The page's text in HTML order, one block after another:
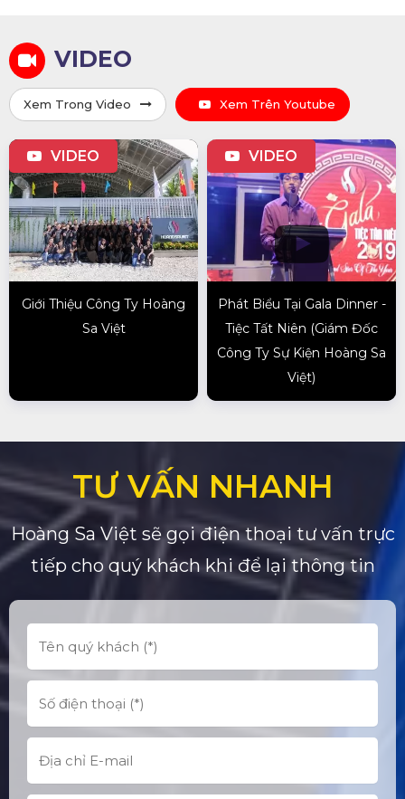
VIDEO
Xem Trong Video Xem Trên Youtube
VIDEO
Giới Thiệu Công Ty Hoàng
Sa Việt
VIDEO
Phát Biểu Tại Gala Dinner -
Tiệc Tất Niên (Giám Đốc
Công Ty Sự Kiện Hoàng Sa
Việt)
TƯ VẤN NHANH
Hoàng Sa Việt sẽ gọi điện thoại tư vấn trực
tiếp cho quý khách khi để lại thông tin